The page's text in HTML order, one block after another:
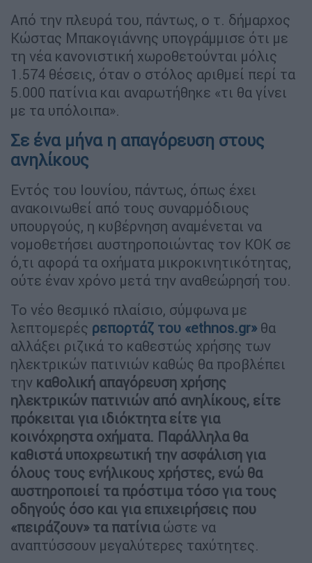
Από την πλευρά του, πάντως, ο τ. δήμαρχος
Κώστας Μπακογιάννης υπογράμμισε ότι με
τη νέα κανονιστική χωροθετούνται μόλις
1.574 θέσεις, όταν ο στόλος αριθμεί περί τα
5.000 πατίνια και αναρωτήθηκε «τι θα γίνει
με τα υπόλοιπα».
Σε ένα μήνα η απαγόρευση στους
ανηλίκους
Εντός του Ιουνίου, πάντως, όπως έχει
ανακοινωθεί από τους συναρμόδιους
υπουργούς, η κυβέρνηση αναμένεται να
νομοθετήσει αυστηροποιώντας τον ΚΟΚ σε
ό,τι αφορά τα οχήματα μικροκινητικότητας,
ούτε έναν χρόνο μετά την αναθεώρησή του.
Το νέο θεσμικό πλαίσιο, σύμφωνα με
λεπτομερές ρεπορτάζ του «ethnos.gr»θα
αλλάξει ριζικά το καθεστώς χρήσης των
ηλεκτρικών πατινιών καθώς θα προβλέπει
την καθολική απαγόρευση χρήσης
ηλεκτρικών πατινιών από ανηλίκους, είτε
πρόκειται για ιδιόκτητα είτε για
κοινόχρηστα οχήματα. Παράλληλα θα
καθιστά υποχρεωτική την ασφάλιση για
όλους τους ενήλικους χρήστες, ενώ θα
αυστηροποιεί τα πρόστιμα τόσο για τους
οδηγούς όσο και για επιχειρήσεις που
«πειράζουν» τα πατίνιαώστε να
αναπτύσσουν μεγαλύτερες ταχύτητες.